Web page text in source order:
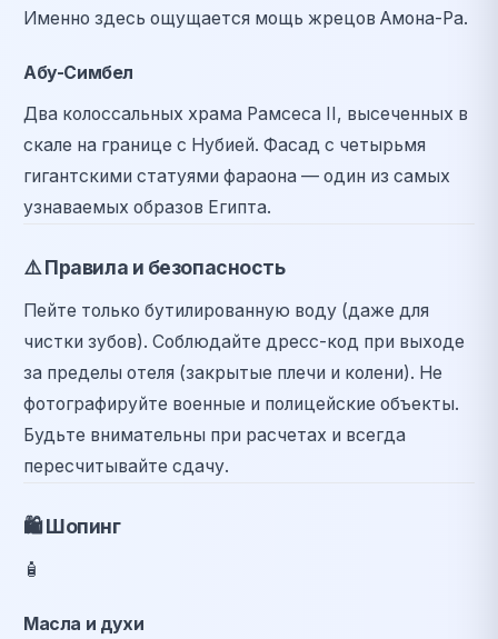
Именно здесь ощущается мощь жрецов Амона-Ра.
Абу-Симбел
Два колоссальных храма Рамсеса II, высеченных в
скале на границе с Нубией. Фасад с четырьмя
гигантскими статуями фараона — один из самых
узнаваемых образов Египта.
⚠️Правила и безопасность
Пейте только бутилированную воду (даже для
чистки зубов). Соблюдайте дресс-код при выходе
за пределы отеля (закрытые плечи и колени). Не
фотографируйте военные и полицейские объекты.
Будьте внимательны при расчетах и всегда
пересчитывайте сдачу.
🛍️Шопинг
🧴
Масла и духи